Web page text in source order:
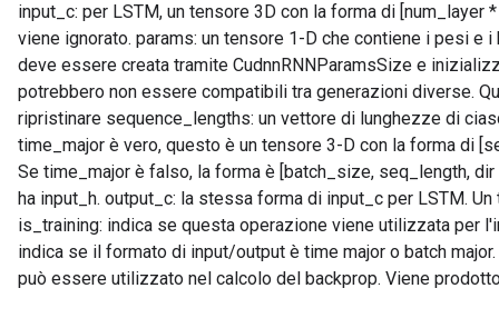
input_c: per LSTM, un tensore 3D con la forma di [num_layer
viene ignorato. params: un tensore 1-D che contiene i pesi e
deve essere creata tramite CudnnRNNParamsSize e
potrebbero non essere compatibili tra generazioni diverse.
ripristinare sequence_lengths: un vettore di lunghezze di
time_major è vero, questo è un tensore 3-D con la forma di
Se time_major è falso, la forma è [batch_size, seq_length,
ha input_h. output_c: la stessa forma di input_c per LSTM.
is_training: indica se questa operazione viene utilizzata per
indica se il formato di input/output è time major o batch
può essere utilizzato nel calcolo del backprop. Viene